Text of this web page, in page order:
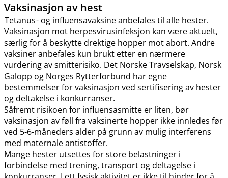
Vaksinasjon av hest
Tetanus- og influensavaksine anbefales til alle hester.
Vaksinasjon mot herpesvirusinfeksjon kan være aktuelt,
særlig for å beskytte drektige hopper mot abort. Andre
vaksiner anbefales kun brukt etter en nærmere
vurdering av smitterisiko. Det Norske Travselskap, Norsk
Galopp og Norges Rytterforbund har egne
bestemmelser for vaksinasjon ved sertifisering av hester
og deltakelse i konkurranser.
Såfremt risikoen for influensasmitte er liten, bør
vaksinasjon av føll fra vaksinerte hopper ikke innledes før
ved 5-6-måneders alder på grunn av mulig interferens
med maternale antistoffer.
Mange hester utsettes for store belastninger i
forbindelse med trening, transport og deltagelse i